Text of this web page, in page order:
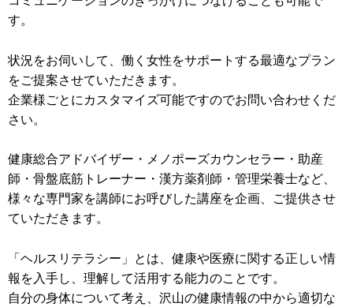
す。
状況をお伺いして、働く女性をサポートする最適なプラン
をご提案させていただきます。
企業様ごとにカスタマイズ可能ですのでお問い合わせくだ
さい。
健康総合アドバイザー・メノポーズカウンセラー・助産
師・骨盤底筋トレーナー・漢方薬剤師・管理栄養士など、
様々な専門家を講師にお呼びした講座を企画、ご提供させ
ていただきます。
「ヘルスリテラシー」とは、健康や医療に関する正しい情
報を入手し、理解して活用する能力のことです。
自分の身体について考え、沢山の健康情報の中から適切な